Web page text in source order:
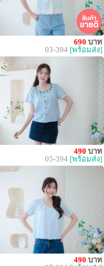
690 บาท
03-394 [พร้อมส่ง]
490 บาท
05-394 [พร้อมส่ง]
490 บาท